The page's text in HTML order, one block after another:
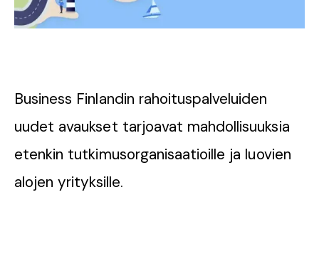
Business Finlandin rahoituspalveluiden
uudet avaukset tarjoavat mahdollisuuksia
etenkin tutkimusorganisaatioille ja luovien
alojen yrityksille.